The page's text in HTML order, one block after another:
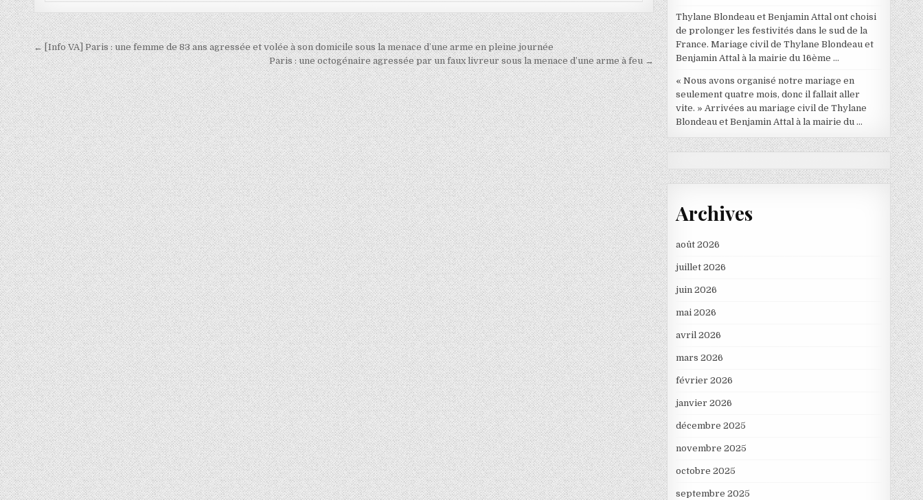
Navigation
de
l’article
← [Info VA] Paris : une femme de 83 ans agressée et volée à son domicile sous la menace d’une arme en pleine journée
Paris : une octogénaire agressée par un faux livreur sous la menace d’une arme à feu →
Thylane Blondeau et Benjamin Attal ont choisi
de prolonger les festivités dans le sud de la
France. Mariage civil de Thylane Blondeau et
Benjamin Attal à la mairie du 16ème …
« Nous avons organisé notre mariage en
seulement quatre mois, donc il fallait aller
vite. » Arrivées au mariage civil de Thylane
Blondeau et Benjamin Attal à la mairie du …
Archives
août 2026
juillet 2026
juin 2026
mai 2026
avril 2026
mars 2026
février 2026
janvier 2026
décembre 2025
novembre 2025
octobre 2025
septembre 2025